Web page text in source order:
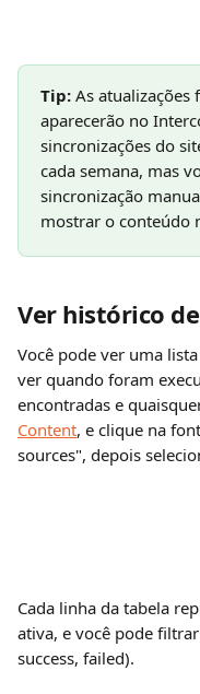
Tip: As atualizações
aparecerão no
sincronizações do
cada semana, mas
sincronização
mostrar o conteúdo
Ver histórico
Você pode ver uma
ver quando foram
encontradas e
Content, e clique na
sources", depois
Cada linha da tabela
ativa, e você pode
success, failed).